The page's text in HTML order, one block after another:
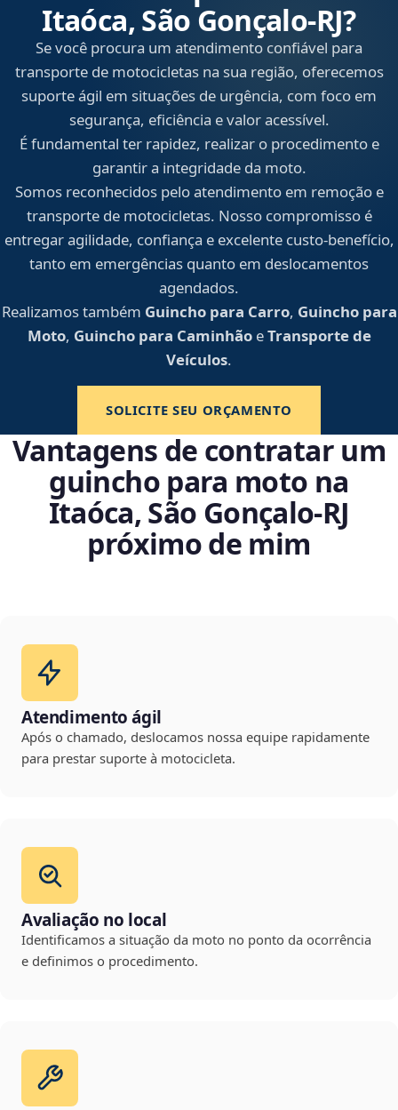
Itaóca, São Gonçalo‑RJ?
Se você procura um atendimento confiável para
transporte de motocicletas na sua região, oferecemos
suporte ágil em situações de urgência, com foco em
segurança, eficiência e valor acessível.
É fundamental ter rapidez, realizar o procedimento e
garantir a integridade da moto.
Somos reconhecidos pelo atendimento em remoção e
transporte de motocicletas. Nosso compromisso é
entregar agilidade, confiança e excelente custo-benefício,
tanto em emergências quanto em deslocamentos
agendados.
Realizamos também Guincho para Carro, Guincho para
Moto, Guincho para CaminhãoeTransporte de
Veículos.
SOLICITE SEU ORÇAMENTO
Vantagens de contratar um
guincho para moto na
Itaóca, São Gonçalo‑RJ
próximo de mim
Atendimento ágil
Após o chamado, deslocamos nossa equipe rapidamente
para prestar suporte à motocicleta.
Avaliação no local
Identificamos a situação da moto no ponto da ocorrência
e definimos o procedimento.